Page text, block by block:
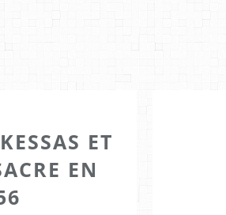
ET
EN